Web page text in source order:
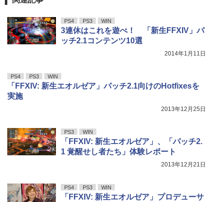
PS4 PS3 WIN
3連休はこれを遊べ！ 「新生FFXIV」パ
ッチ2.1コンテンツ10選
2014年1月11日
PS4 PS3 WIN
「FFXIV: 新生エオルゼア」パッチ2.1向けのHotfixesを
実施
2013年12月25日
PS3 WIN
「FFXIV: 新生エオルゼア」、「パッチ2.
1 覚醒せし者たち」体験レポート
2013年12月21日
PS4 PS3 WIN
「FFXIV: 新生エオルゼア」プロデューサ